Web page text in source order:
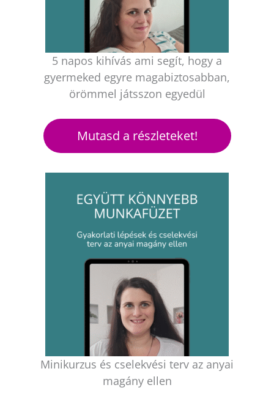
5 napos kihívás ami segít, hogy a
gyermeked egyre magabiztosabban,
örömmel játsszon egyedül
Mutasd a részleteket!
Minikurzus és cselekvési terv az anyai
magány ellen